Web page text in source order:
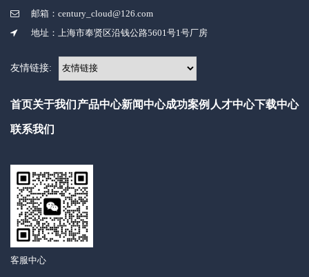
邮箱：century_cloud@126.com
地址：上海市奉贤区沿钱公路5601号1号厂房
友情链接:
首页关于我们 产品中心新闻中心成功案例 人才中心下载中心
联系我们
客服中心